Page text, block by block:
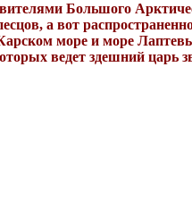
Большого
а вот
море и море
ведет здешний царь